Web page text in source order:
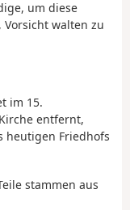
um diese
walten zu
im 15.
entfernt,
heutigen Friedhofs
stammen aus